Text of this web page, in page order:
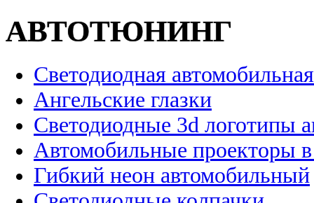
АВТОТЮНИНГ
Светодиодная
Ангельские глазки
Светодиодные 3d логотипы
Автомобильные проекторы
Гибкий неон автомобильный